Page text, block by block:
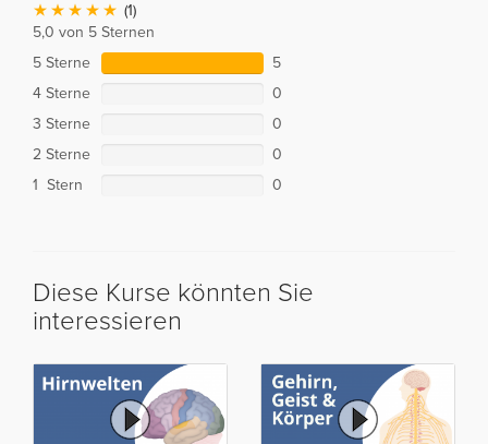
(1)
5,0 von 5 Sternen
5 Sterne
5
4 Sterne
0
3 Sterne
0
2 Sterne
0
1 Stern
0
Diese Kurse könnten Sie
interessieren